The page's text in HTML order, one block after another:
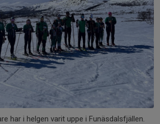
har i helgen varit uppe i Funäsdalsfjällen.